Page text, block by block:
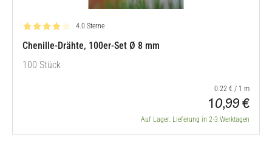
Bewertung: 4.0 von 5
4.0 Sterne
Chenille-Drähte, 100er-Set Ø 8 mm
100 Stück
0.22 € / 1 m
10,99 €
Auf Lager. Lieferung in 2-3 Werktagen